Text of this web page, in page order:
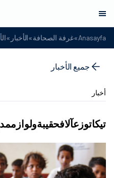
Anasayfa
»غرفة الصحافة»الأخبار »
جميع الأخبار
أخبار